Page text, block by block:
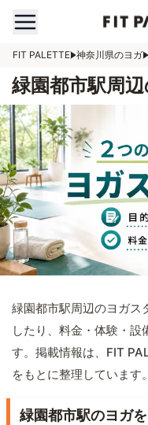
FIT PALETTE 神奈川県のヨガ
緑園都市駅周
緑園都市駅周辺のヨガス
したり、料金・体験・設
す。掲載情報は、FIT
をもとに整理しています。
緑園都市駅のヨガを